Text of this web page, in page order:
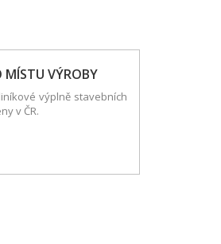
MÍSTU VÝROBY
výplně stavebních
v ČR.